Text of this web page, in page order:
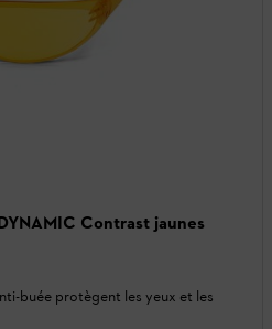
Contrast jaunes
buée protègent les yeux et les